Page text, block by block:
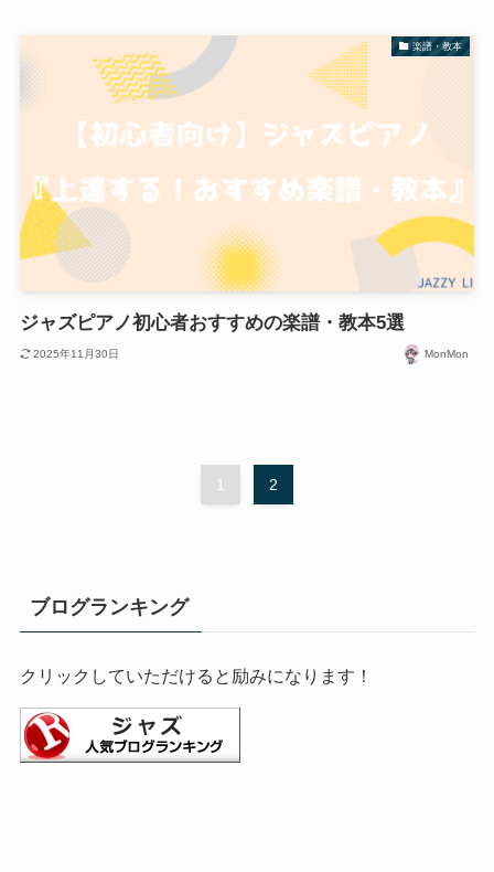
楽譜・教本
ジャズピアノ初心者おすすめの楽譜・教本5選
2025年11月30日 MonMon
1 2
ブログランキング
クリックしていただけると励みになります！